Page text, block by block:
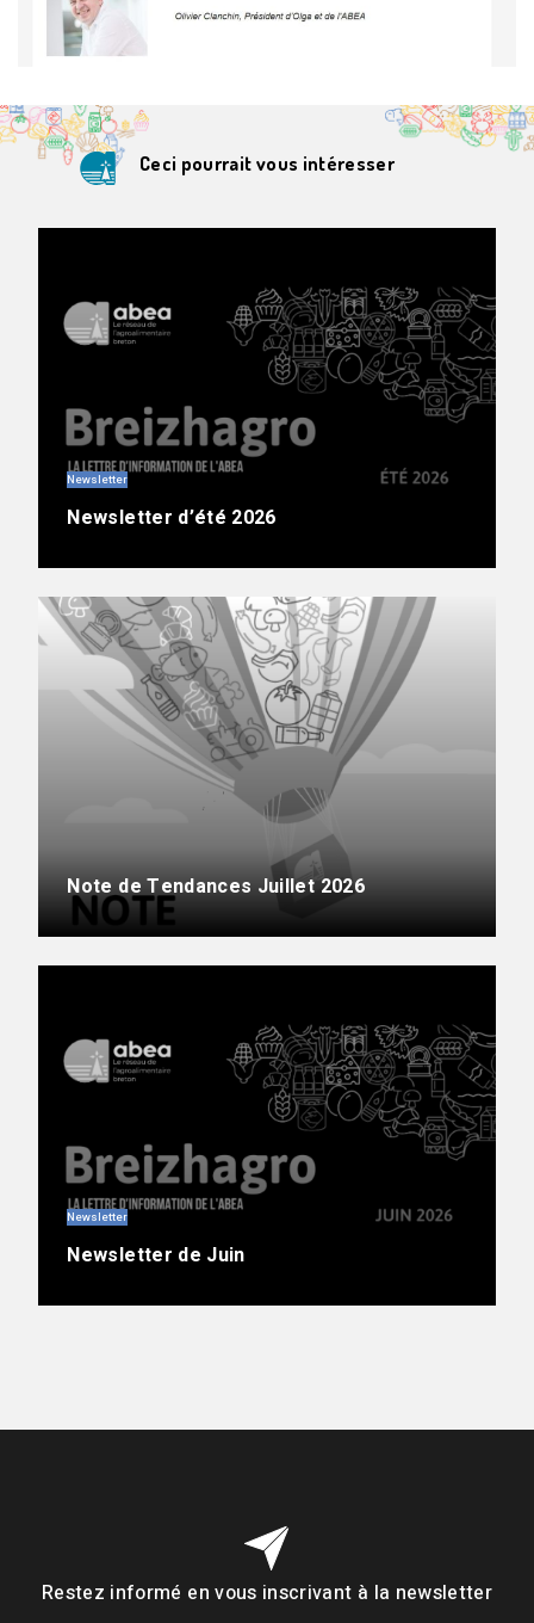
Ceci pourrait vous intéresser
Newsletter
Newsletter d’été 2026
Note de Tendances Juillet 2026
Newsletter
Newsletter de Juin
Restez informé en vous inscrivant à la newsletter